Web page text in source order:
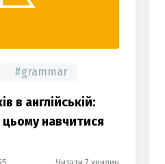
#grammar
в англійській:
навчитися